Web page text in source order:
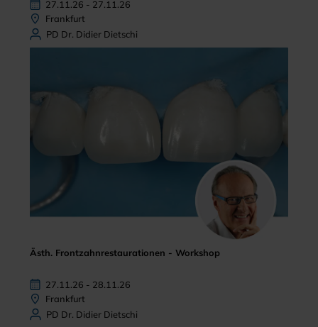
27.11.26 - 27.11.26
Frankfurt
PD Dr. Didier Dietschi
Ästh. Frontzahnrestaurationen - Workshop
27.11.26 - 28.11.26
Frankfurt
PD Dr. Didier Dietschi